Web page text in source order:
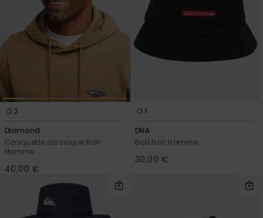
2
Diamond
Casquette classique Noir
Homme
40,00 €
1
DNA
Bob Noir Homme
30,00 €